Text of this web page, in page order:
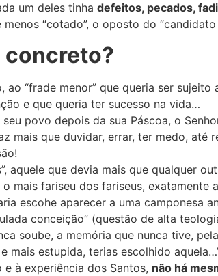
um deles tinha defeitos, pecados,
menos “cotado”, o oposto do
concreto?
ao “frade menor” que queria ser
e que queria ter sucesso na vida…
povo depois da sua Páscoa, o
mais que duvidar, errar, ter medo, até
aquele que devia mais que qualquer
mais fariseu dos fariseus,
escohe aparecer a uma camponesa
conceição” (questão de alta
soube, a memória que nunca tive,
mais estupida, terias escolhido
à experiência dos Santos, não há